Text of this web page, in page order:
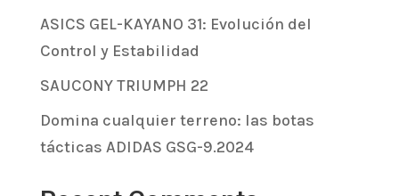
ASICS GEL-KAYANO 31: Evolución del
Control y Estabilidad
SAUCONY TRIUMPH 22
Domina cualquier terreno: las botas
tácticas ADIDAS GSG-9.2024